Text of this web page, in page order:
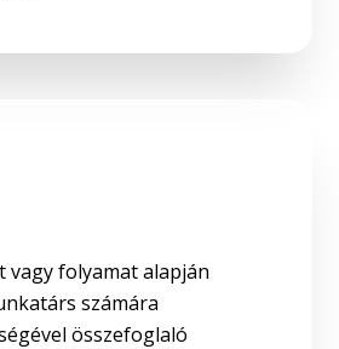
vagy folyamat alapján
számára
összefoglaló